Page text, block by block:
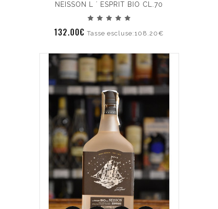
NEISSON L ´ ESPRIT BIO CL.70
132.00€Tasse escluse:108.20€